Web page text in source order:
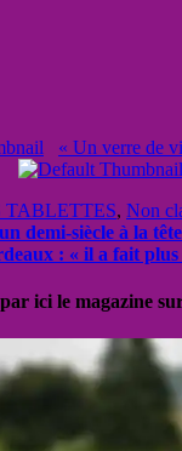
« Un verre de
TABLETTES, Non
demi-siècle à la
: « il a fait
ici le magazine